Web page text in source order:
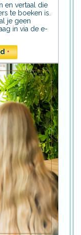
en vertaal die
te boeken is.
je geen
in via de e-
•